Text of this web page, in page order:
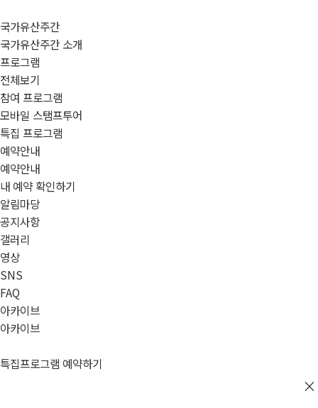
국가유산주간
국가유산주간 소개
프로그램
전체보기
참여 프로그램
모바일 스탬프투어
특집 프로그램
예약안내
예약안내
내 예약 확인하기
알림마당
공지사항
갤러리
영상
SNS
FAQ
아카이브
아카이브
특집프로그램 예약하기
close